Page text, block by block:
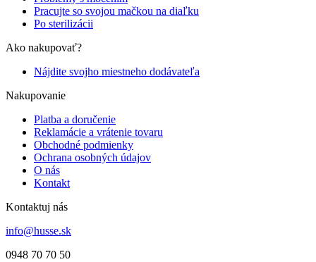
Pracujte so svojou mačkou na diaľku
Po sterilizácii
Ako nakupovať?
Nájdite svojho miestneho dodávateľa
Nakupovanie
Platba a doručenie
Reklamácie a vrátenie tovaru
Obchodné podmienky
Ochrana osobných údajov
O nás
Kontakt
Kontaktuj nás
info@husse.sk
0948 70 70 50